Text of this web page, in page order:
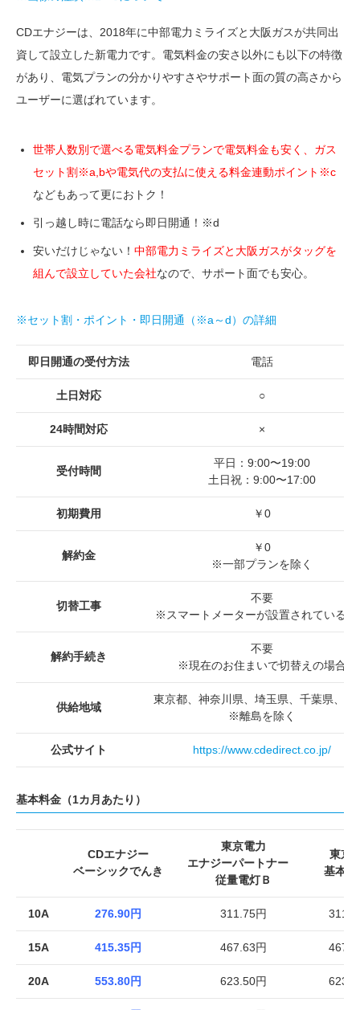
CDエナジーは、2018年に中部電力ミライズと大阪ガスが共同出
資して設立した新電力です。電気料金の安さ以外にも以下の特徴
があり、電気プランの分かりやすさやサポート面の質の高さから
ユーザーに選ばれています。
世帯人数別で選べる電気料金プランで電気料金も安く、ガス
セット割※a,bや電気代の支払に使える料金連動ポイント※c
などもあって更におトク！
引っ越し時に電話なら即日開通！※d
安いだけじゃない！ 中部電力ミライズと大阪ガスがタッグを
組んで設立していた会社なので、サポート面でも安心。
※セット割・ポイント・即日開通（※a～d）の詳細
即日開通の受付方法 電話
土日対応 ○
24時間対応 ×
受付時間
平日：9:00〜19:00
土日祝：9:00〜17:00
初期費用 ￥0
解約金
￥0
※一部プランを除く
切替工事
不要
※スマートメーターが設置されている場
解約手続き
不要
※現在のお住まいで切替えの場合
供給地域
東京都、神奈川県、埼玉県、千葉県、
※離島を除く
公式サイト https://www.cdedirect.co.jp/
基本料金（1カ月あたり）
CDエナジー
ベーシックでんき
東京電力
エナジーパートナー
従量電灯Ｂ
東京
基本プ
10A 276.90円 311.75円
15A 415.35円 467.63円
20A 553.80円 623.50円